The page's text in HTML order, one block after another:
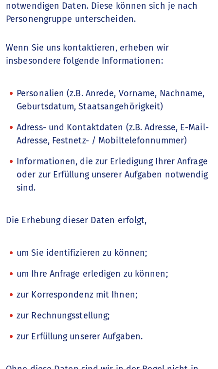
notwendigen Daten. Diese können sich je nach
Personengruppe unterscheiden.
Wenn Sie uns kontaktieren, erheben wir
insbesondere folgende Informationen:
Personalien (z.B. Anrede, Vorname, Nachname,
Geburtsdatum, Staatsangehörigkeit)
Adress- und Kontaktdaten (z.B. Adresse, E-Mail-
Adresse, Festnetz- / Mobiltelefonnummer)
Informationen, die zur Erledigung Ihrer Anfrage
oder zur Erfüllung unserer Aufgaben notwendig
sind.
Die Erhebung dieser Daten erfolgt,
um Sie identifizieren zu können;
um Ihre Anfrage erledigen zu können;
zur Korrespondenz mit Ihnen;
zur Rechnungsstellung;
zur Erfüllung unserer Aufgaben.